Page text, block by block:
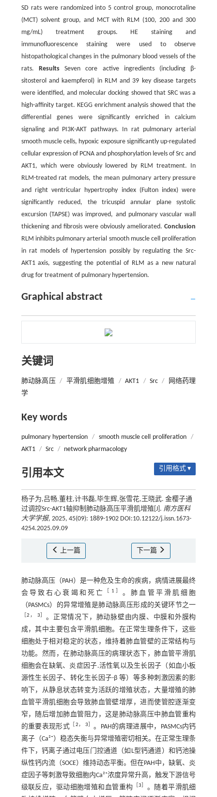
SD rats were randomized into 5 control group, monocrotaline
(MCT) solvent group, and MCT with RLM (100, 200 and 300
mg/mL) treatment groups. HE staining and
immunofluorescence staining were used to observe
histopathological changes in the pulmonary blood vessels of the
rats. ResultsSeven core active ingredients (including β-
sitosterol and kaempferol) in RLM and 39 key disease targets
were identified, and molecular docking showed that SRC was a
high-affinity target. KEGG enrichment analysis showed that the
differential genes were significantly enriched in calcium
signaling and PI3K-AKT pathways. In rat pulmonary arterial
smooth muscle cells, hypoxic exposure significantly up-regulated
cellular expression of PCNA and phosphorylation levels of Src and
AKT1, which were obviously lowered by RLM treatment. In
RLM-treated rat models, the mean pulmonary artery pressure
and right ventricular hypertrophy index (Fulton index) were
significantly reduced, the tricuspid annular plane systolic
excursion (TAPSE) was improved, and pulmonary vascular wall
thickening and fibrosis were obviously ameliorated.Conclusion
RLM inhibits pulmonary arterial smooth muscle cell proliferation
in rat models of hypertension possibly by regulating the Src-
AKT1 axis, suggesting the potential of RLM as a new natural
drug for treatment of pulmonary hypertension.
Graphical abstract
关键词
肺动脉高压 / 平滑肌细胞增殖 / AKT1 / Src /
网络药理
学
Key words
pulmonary hypertension / smooth muscle cell proliferation
/
AKT1 / Src / network pharmacology
引用本文 引用格式 ▾
杨子为,吕畅,董柱,计书磊,毕生辉,张雪花,王晓武. 金樱子通
过调控Src-AKT1轴抑制肺动脉高压平滑肌增殖[J]. 南方医科
大学学报, 2025, 45(09): 1889-1902 DOI:10.12122/j.issn.1673-
4254.2025.09.09
上一篇 下一篇
肺动脉高压（PAH）是一种危及生命的疾病，病情进展最终
会导致右心衰竭和死亡
1
。肺血管平滑肌细胞
（PASMCs）的异常增殖是肺动脉高压形成的关键环节之一
［2 ， 3
。正常情况下，肺动脉壁由内膜、中膜和外膜构
成，其中主要包含平滑肌细胞。在正常生理条件下，这些
细胞处于相对稳定的状态，维持着肺血管壁的正常结构与
功能。然而，在肺动脉高压的病理状态下，肺血管平滑肌
细胞会在缺氧、炎症因子.活性氧以及生长因子（如血小板
源性生长因子、转化生长因子-β 等）等多种刺激因素的影
响下，从静息状态转变为活跃的增殖状态，大量增殖的肺
血管平滑肌细胞会导致肺血管壁增厚，进而使管腔逐渐变
窄，随后增加肺血管阻力，这是肺动脉高压中肺血管重构
的重要表现形式
2， 3
。PAH的病理进展中，PASMCs内钙
离子（Ca²⁺）稳态失衡与异常增殖密切相关。在正常生理条
件下，钙离子通过电压门控通道（如L型钙通道）和钙池操
纵性钙内流（SOCE）维持动态平衡。但在PAH中，缺氧、炎
症因子等刺激导致细胞内Ca²⁺浓度异常升高，触发下游信号
级联反应，驱动细胞增殖和血管重构
3
。随着平滑肌细